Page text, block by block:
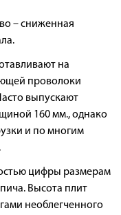
– сниженная
на
проволоки
выпускают
160 мм., однако
и по многим
цифры размерам
Высота плит
необлегченного